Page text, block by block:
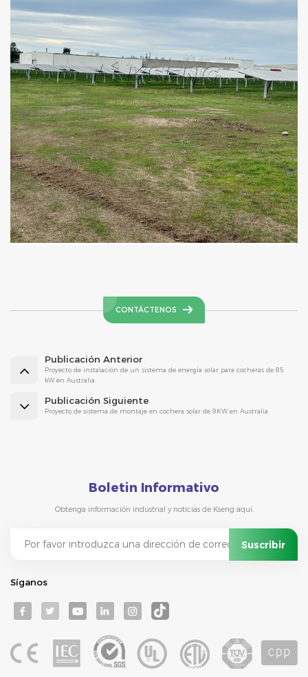
CONTÁCTENOS
Publicación Anterior
Proyecto de instalación de un sistema de energía solar para cocheras de 85
kW en Australia
Publicación Siguiente
Proyecto de sistema de montaje en cochera solar de 9KW en Australia
Boletin Informativo
Obtenga información industrial y noticias de Kseng aquí.
Síganos